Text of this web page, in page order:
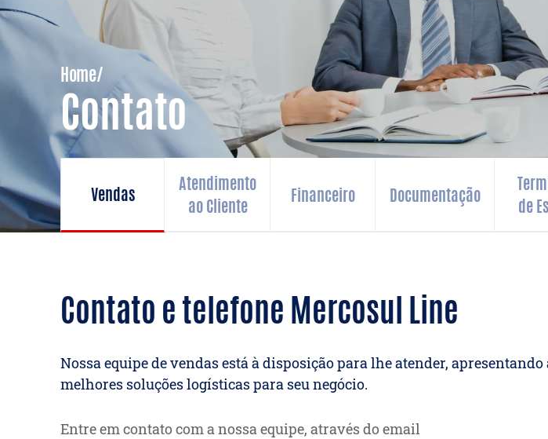
Home/
Contato
Vendas
Atendimento
ao Cliente
Financeiro Documentação
de
Contato e telefone Mercosul Line
Nossa equipe de vendas está à disposição para lhe atender, apresentando
melhores soluções logísticas para seu negócio.
Entre em contato com a nossa equipe, através do email